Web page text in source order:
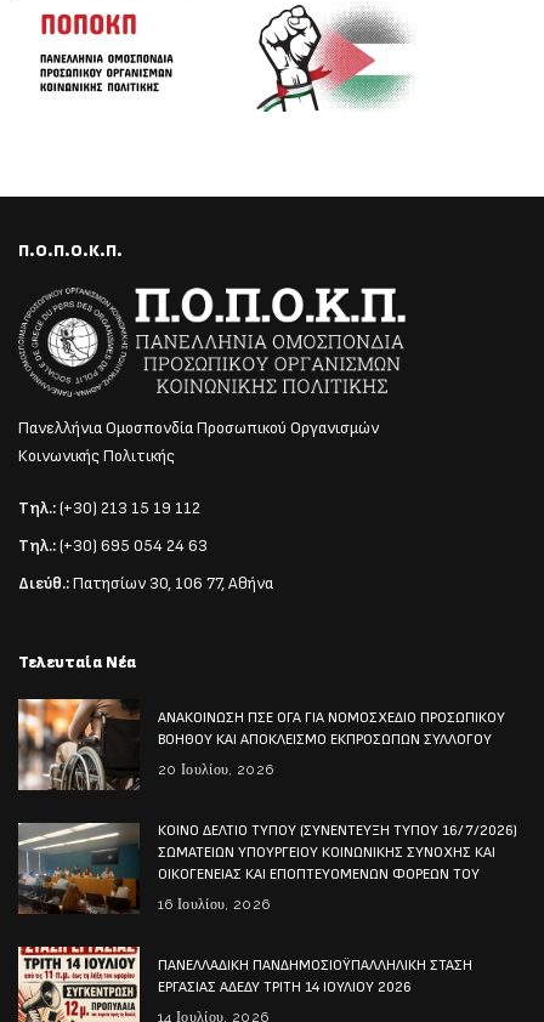
Π.Ο.Π.Ο.Κ.Π.
Πανελλήνια Ομοσπονδία Προσωπικού Οργανισμών
Κοινωνικής Πολιτικής
Τηλ.:(+30) 213 15 19 112
Τηλ.:(+30) 695 054 24 63
Διεύθ.:Πατησίων 30, 106 77, Αθήνα
Τελευταία Νέα
ΑΝΑΚΟΙΝΩΣΗ ΠΣΕ ΟΓΑ ΓΙΑ ΝΟΜΟΣΧΕΔΙΟ ΠΡΟΣΩΠΙΚΟΥ
ΒΟΗΘΟΥ ΚΑΙ ΑΠΟΚΛΕΙΣΜΟ ΕΚΠΡΟΣΩΠΩΝ ΣΥΛΛΟΓΟΥ
20 Ιουλίου, 2026
ΚΟΙΝΟ ΔΕΛΤΙΟ ΤΥΠΟΥ (ΣΥΝΕΝΤΕΥΞΗ ΤΥΠΟΥ 16/7/2026)
ΣΩΜΑΤΕΙΩΝ ΥΠΟΥΡΓΕΙΟΥ ΚΟΙΝΩΝΙΚΗΣ ΣΥΝΟΧΗΣ ΚΑΙ
ΟΙΚΟΓΕΝΕΙΑΣ ΚΑΙ ΕΠΟΠΤΕΥΟΜΕΝΩΝ ΦΟΡΕΩΝ ΤΟΥ
16 Ιουλίου, 2026
ΠΑΝΕΛΛΑΔΙΚΗ ΠΑΝΔΗΜΟΣΙΟΫΠΑΛΛΗΛΙΚΗ ΣΤΑΣΗ
ΕΡΓΑΣΙΑΣ ΑΔΕΔΥ ΤΡΙΤΗ 14 ΙΟΥΛΙΟΥ 2026
14 Ιουλίου, 2026